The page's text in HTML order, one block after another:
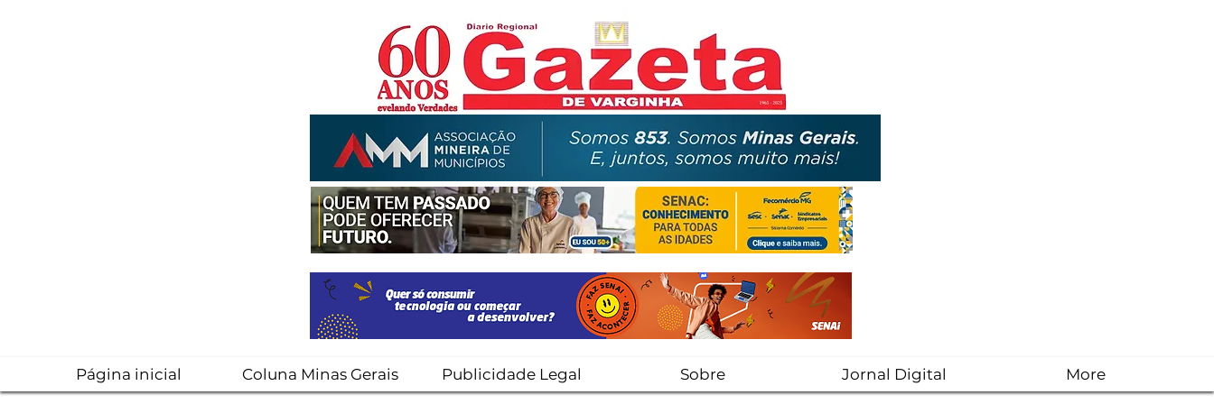
Página inicial Coluna Minas Gerais Publicidade Legal Sobre Jornal Digital More